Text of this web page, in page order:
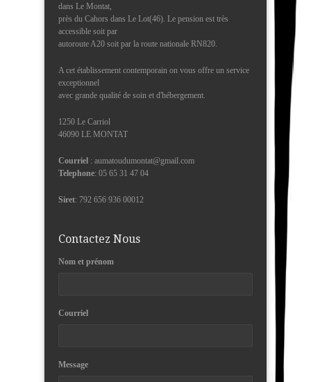
dans Le Montat,
près du Cahors dans Le Lot(46). Le pension est très
accessible soit par
autoroute A20 soit par la route nationale RN820.
A cet établissement contemporain on vous offre un service
exceptionnel
avec grande qualité de soin et d'hébergement.
1250 Le Carriol
46090 LE MONTAT
Courriel : aumatoudumontat@gmail.com
Telephone: 05 65 31 47 04
Siret: 792 656 936 00012
Contactez Nous
Nom et prénom
Courriel
Message